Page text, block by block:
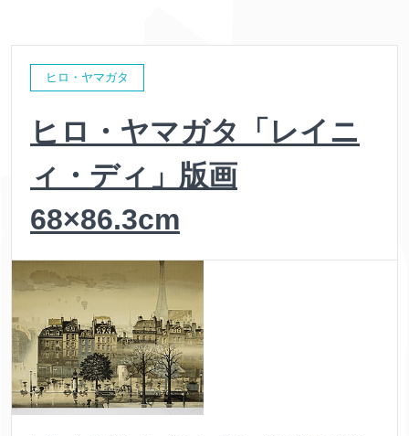
ヒロ・ヤマガタ
ヒロ・ヤマガタ「レイニ
ィ・ディ」版画
68×86.3cm